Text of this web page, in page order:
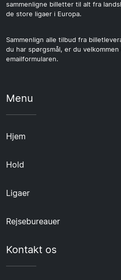
sammenligne billetter til alt fra
de store ligaer i Europa.
Sammenlign alle tilbud fra
du har spørgsmål, er du
emailformularen.
Menu
Hjem
Hold
Ligaer
Rejsebureauer
Kontakt os